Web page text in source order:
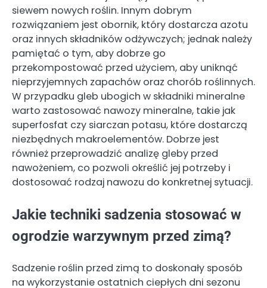
siewem nowych roślin. Innym dobrym
rozwiązaniem jest obornik, który dostarcza azotu
oraz innych składników odżywczych; jednak należy
pamiętać o tym, aby dobrze go
przekompostować przed użyciem, aby uniknąć
nieprzyjemnych zapachów oraz chorób roślinnych.
W przypadku gleb ubogich w składniki mineralne
warto zastosować nawozy mineralne, takie jak
superfosfat czy siarczan potasu, które dostarczą
niezbędnych makroelementów. Dobrze jest
również przeprowadzić analizę gleby przed
nawożeniem, co pozwoli określić jej potrzeby i
dostosować rodzaj nawozu do konkretnej sytuacji.
Jakie techniki sadzenia stosować w
ogrodzie warzywnym przed zimą?
Sadzenie roślin przed zimą to doskonały sposób
na wykorzystanie ostatnich ciepłych dni sezonu